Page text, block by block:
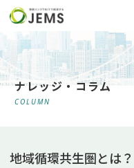
ナレッジ・コラム
COLUMN
地域循環共生圏とは？